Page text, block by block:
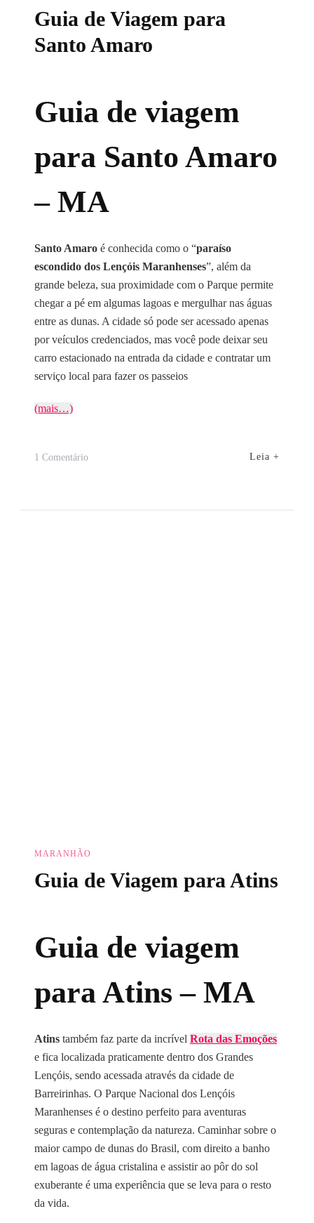
Guia de Viagem para
Santo Amaro
Guia de viagem
para Santo Amaro
– MA
Santo Amaro é conhecida como o “paraíso
escondido dos Lençóis Maranhenses”, além da
grande beleza, sua proximidade com o Parque permite
chegar a pé em algumas lagoas e mergulhar nas águas
entre as dunas. A cidade só pode ser acessado apenas
por veículos credenciados, mas você pode deixar seu
carro estacionado na entrada da cidade e contratar um
serviço local para fazer os passeios
(mais…)
1 ComentárioEm
Leia +
MARANHÃO
Guia de Viagem para Atins
Guia de viagem
para Atins – MA
Atins também faz parte da incrível Rota das Emoções
e fica localizada praticamente dentro dos Grandes
Lençóis, sendo acessada através da cidade de
Barreirinhas. O Parque Nacional dos Lençóis
Maranhenses é o destino perfeito para aventuras
seguras e contemplação da natureza. Caminhar sobre o
maior campo de dunas do Brasil, com direito a banho
em lagoas de água cristalina e assistir ao pôr do sol
exuberante é uma experiência que se leva para o resto
da vida.